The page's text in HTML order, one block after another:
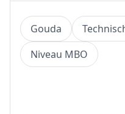
Gouda
Niveau MBO